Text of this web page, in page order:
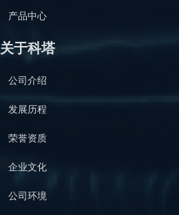
产品中心
关于科塔
公司介绍
发展历程
荣誉资质
企业文化
公司环境